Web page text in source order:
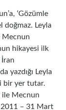
‘Gözümle
doğmaz. Leyla
Mecnun
hikayesi ilk
İran
yazdığı Leyla
bir yer tutar.
ile Mecnun
2011 – 31 Mart